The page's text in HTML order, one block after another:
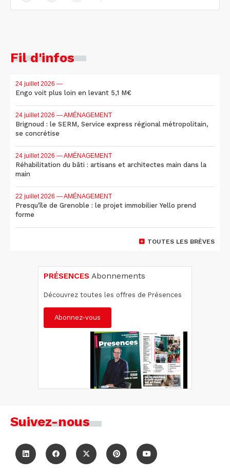
Fil d'infos
24 juillet 2026 —
Engo voit plus loin en levant 5,1 M€
24 juillet 2026 — AMÉNAGEMENT
Brignoud : le SERM, Service express régional métropolitain,
se concrétise
24 juillet 2026 — AMÉNAGEMENT
Réhabilitation du bâti : artisans et architectes main dans la
main
22 juillet 2026 — AMÉNAGEMENT
Presqu'île de Grenoble : le projet immobilier Yello prend
forme
TOUTES LES BRÈVES
PRÉSENCES Abonnements
Découvrez toutes les offres de Présences
Abonnez-vous
Suivez-nous